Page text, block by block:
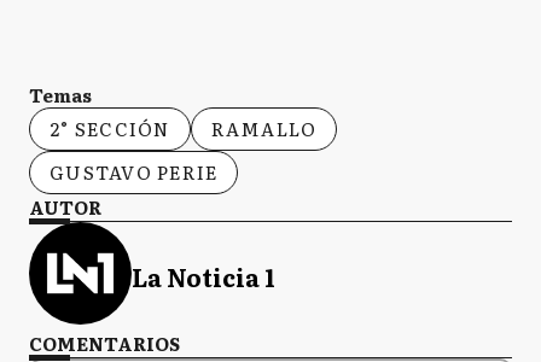
Temas
2° SECCIÓN
RAMALLO
GUSTAVO PERIE
AUTOR
La Noticia 1
COMENTARIOS